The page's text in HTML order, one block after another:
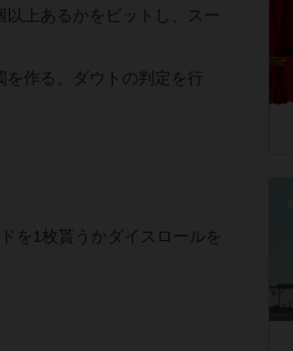
上あるかをビットし、スー
作る。ダウトの判定を行
を1枚貰うかダイスロールを